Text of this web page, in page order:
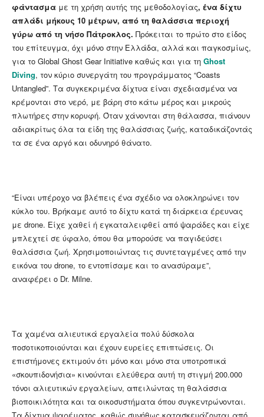
φάντασμα με τη χρήση αυτής της μεθοδολογίας, ένα δίχτυ
απλάδι μήκους 10 μέτρων, από τη θαλάσσια περιοχή
γύρω από τη νήσο Πάτροκλος. Πρόκειται το πρώτο στο είδος
του επίτευγμα, όχι μόνο στην Ελλάδα, αλλά και παγκοσμίως,
για το Global Ghost Gear Initiative καθώς και για τη Ghost
Diving, τον κύριο συνεργάτη του προγράμματος “Coasts
Untangled”. Τα συγκεκριμένα δίχτυα είναι σχεδιασμένα να
κρέμονται στο νερό, με βάρη στο κάτω μέρος και μικρούς
πλωτήρες στην κορυφή. Όταν χάνονται στη θάλασσα, πιάνουν
αδιακρίτως όλα τα είδη της θαλάσσιας ζωής, καταδικάζοντάς
τα σε ένα αργό και οδυνηρό θάνατο.
“Είναι υπέροχο να βλέπεις ένα σχέδιο να ολοκληρώνει τον
κύκλο του. Βρήκαμε αυτό το δίχτυ κατά τη διάρκεια έρευνας
με drone. Είχε χαθεί ή εγκαταλειφθεί από ψαράδες και είχε
μπλεχτεί σε ύφαλο, όπου θα μπορούσε να παγιδεύσει
θαλάσσια ζωή. Χρησιμοποιώντας τις συντεταγμένες από την
εικόνα του drone, το εντοπίσαμε και το ανασύραμε”,
αναφέρει ο Dr. Milne.
Τα χαμένα αλιευτικά εργαλεία πολύ δύσκολα
ποσοτικοποιούνται και έχουν ευρείες επιπτώσεις. Οι
επιστήμονες εκτιμούν ότι μόνο και μόνο στα υποτροπικά
«σκουπιδονήσια» κινούνται ελεύθερα αυτή τη στιγμή 200.000
τόνοι αλιευτικών εργαλείων, απειλώντας τη θαλάσσια
βιοποικιλότητα και τα οικοσυστήματα όπου συγκεντρώνονται.